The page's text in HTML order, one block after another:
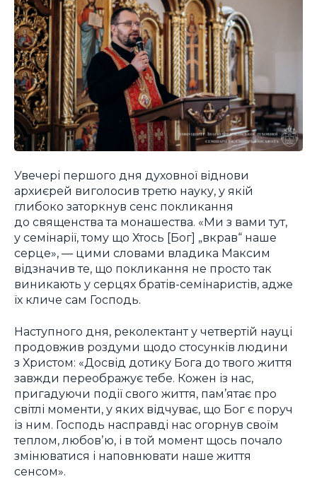
Увечері першого дня духовної віднови
архиєрей виголосив третю науку, у якій
глибоко заторкнув сенс покликання
до священства та монашества. «Ми з вами тут,
у семінарії, тому що Хтось [Бог] „вкрав“ наше
серце», — цими словами владика Максим
відзначив те, що покликання не просто так
виникають у серцях братів-семінаристів, адже
їх кличе сам Господь.
Наступного дня, реколектант у четвертій науці
продовжив роздуми щодо стосунків людини
з Христом: «Досвід дотику Бога до твого життя
завжди переображує тебе. Кожен із нас,
пригадуючи події свого життя, пам’ятає про
світлі моменти, у яких відчуває, що Бог є поруч
із ним. Господь насправді нас огорнув своїм
теплом, любовʼю, і в той момент щось почало
змінюватися і наповнювати наше життя
сенсом».